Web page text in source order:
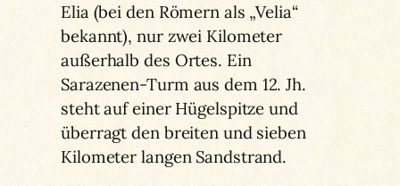
Elia (bei den Römern als „Velia“
bekannt), nur zwei Kilometer
außerhalb des Ortes. Ein
Sarazenen-Turm aus dem 12. Jh.
steht auf einer Hügelspitze und
überragt den breiten und sieben
Kilometer langen Sandstrand.